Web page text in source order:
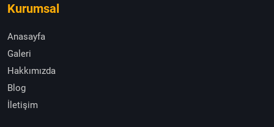
Kurumsal
Anasayfa
Galeri
Hakkımızda
Blog
İletişim